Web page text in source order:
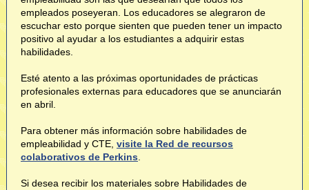
empleados poseyeran. Los educadores se alegraron de
escuchar esto porque sienten que pueden tener un impacto
positivo al ayudar a los estudiantes a adquirir estas
habilidades.
Esté atento a las próximas oportunidades de prácticas
profesionales externas para educadores que se anunciarán
en abril.
Para obtener más información sobre habilidades de
empleabilidad y CTE, visite la Red de recursos
colaborativos de Perkins
Si desea recibir los materiales sobre Habilidades de